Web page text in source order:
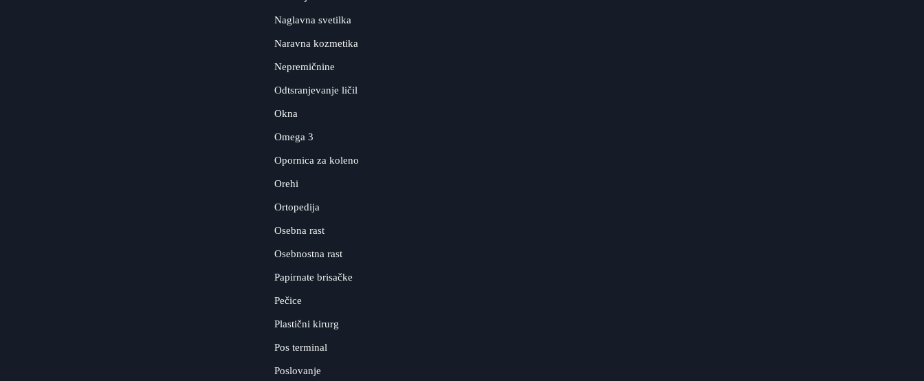
Naglavna svetilka
Naravna kozmetika
Nepremičnine
Odtsranjevanje ličil
Okna
Omega 3
Opornica za koleno
Orehi
Ortopedija
Osebna rast
Osebnostna rast
Papirnate brisačke
Pečice
Plastični kirurg
Pos terminal
Poslovanje